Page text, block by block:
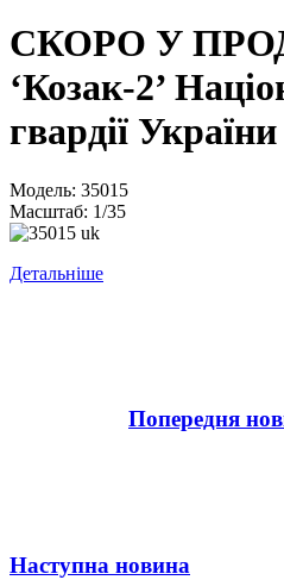
СКОРО У
‘Козак-2’
гвардії України
Модель: 35015
Масштаб: 1/35
Детальніше
Попередня
Наступна новина